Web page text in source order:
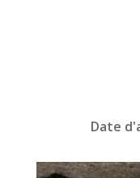
Date